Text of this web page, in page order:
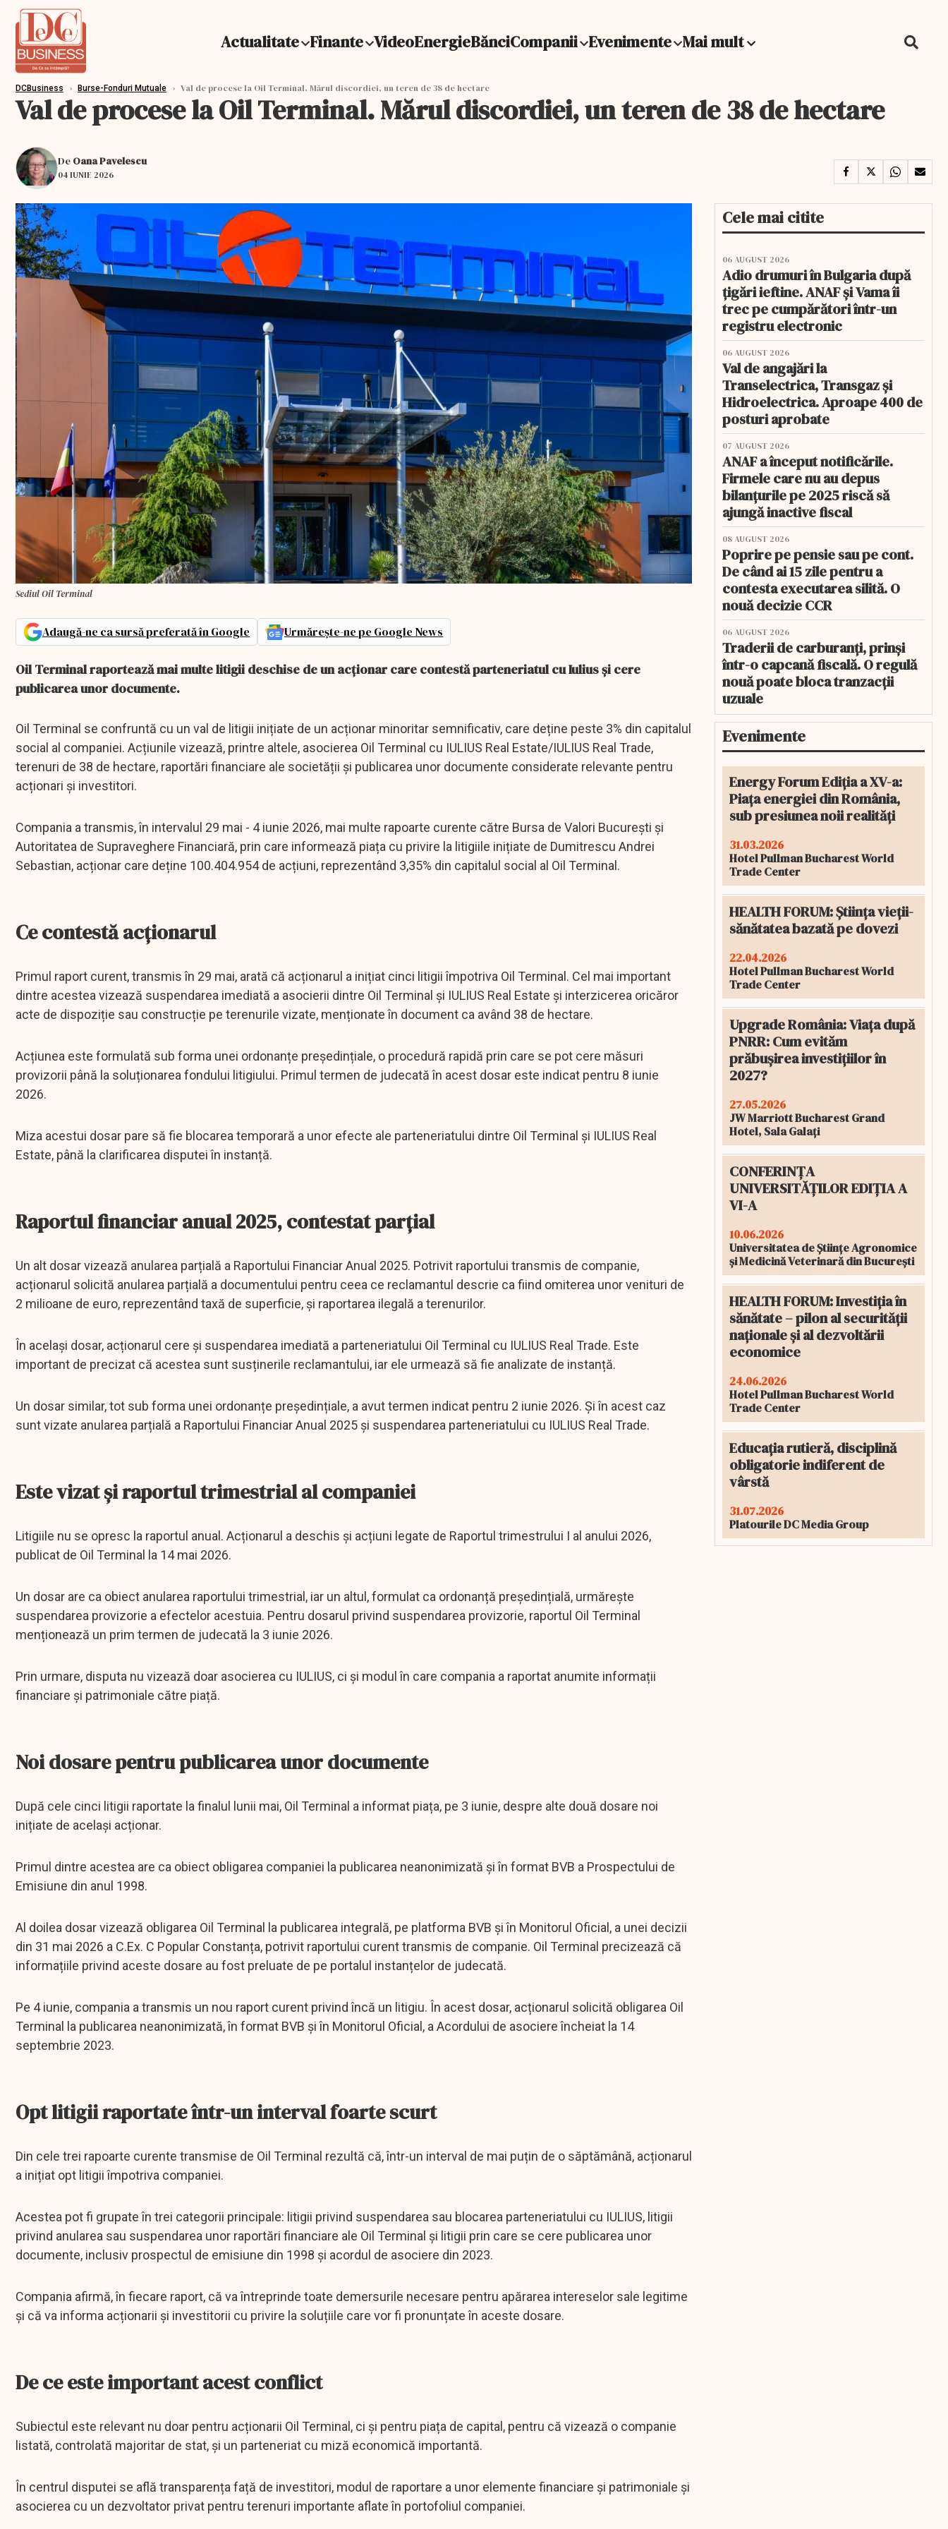
Actualitate Finante VideoEnergieBănciCompanii Evenimente Mai mult
DCBusiness › Burse-Fonduri Mutuale › Val de procese la Oil Terminal. Mărul discordiei, un teren de 38 de hectare
Val de procese la Oil Terminal. Mărul discordiei, un teren de 38 de hectare
De Oana Pavelescu
04 IUNIE 2026
Sediul Oil Terminal
Adaugă-ne ca sursă preferată în Google Urmărește-ne pe Google News
Oil Terminal raportează mai multe litigii deschise de un acționar care contestă parteneriatul cu Iulius și cere
publicarea unor documente.
Oil Terminal se confruntă cu un val de litigii inițiate de un acționar minoritar semnificativ, care deține peste 3% din capitalul
social al companiei. Acțiunile vizează, printre altele, asocierea Oil Terminal cu IULIUS Real Estate/IULIUS Real Trade,
terenuri de 38 de hectare, raportări financiare ale societății și publicarea unor documente considerate relevante pentru
acționari și investitori.
Compania a transmis, în intervalul 29 mai - 4 iunie 2026, mai multe rapoarte curente către Bursa de Valori București și
Autoritatea de Supraveghere Financiară, prin care informează piața cu privire la litigiile inițiate de Dumitrescu Andrei
Sebastian, acționar care deține 100.404.954 de acțiuni, reprezentând 3,35% din capitalul social al Oil Terminal.
Ce contestă acționarul
Primul raport curent, transmis în 29 mai, arată că acționarul a inițiat cinci litigii împotriva Oil Terminal. Cel mai important
dintre acestea vizează suspendarea imediată a asocierii dintre Oil Terminal și IULIUS Real Estate și interzicerea oricăror
acte de dispoziție sau construcție pe terenurile vizate, menționate în document ca având 38 de hectare.
Acțiunea este formulată sub forma unei ordonanțe președințiale, o procedură rapidă prin care se pot cere măsuri
provizorii până la soluționarea fondului litigiului. Primul termen de judecată în acest dosar este indicat pentru 8 iunie
2026.
Miza acestui dosar pare să fie blocarea temporară a unor efecte ale parteneriatului dintre Oil Terminal și IULIUS Real
Estate, până la clarificarea disputei în instanță.
Raportul financiar anual 2025, contestat parțial
Un alt dosar vizează anularea parțială a Raportului Financiar Anual 2025. Potrivit raportului transmis de companie,
acționarul solicită anularea parțială a documentului pentru ceea ce reclamantul descrie ca fiind omiterea unor venituri de
2 milioane de euro, reprezentând taxă de superficie, și raportarea ilegală a terenurilor.
În același dosar, acționarul cere și suspendarea imediată a parteneriatului Oil Terminal cu IULIUS Real Trade. Este
important de precizat că acestea sunt susținerile reclamantului, iar ele urmează să fie analizate de instanță.
Un dosar similar, tot sub forma unei ordonanțe președințiale, a avut termen indicat pentru 2 iunie 2026. Și în acest caz
sunt vizate anularea parțială a Raportului Financiar Anual 2025 și suspendarea parteneriatului cu IULIUS Real Trade.
Este vizat și raportul trimestrial al companiei
Litigiile nu se opresc la raportul anual. Acționarul a deschis și acțiuni legate de Raportul trimestrului I al anului 2026,
publicat de Oil Terminal la 14 mai 2026.
Un dosar are ca obiect anularea raportului trimestrial, iar un altul, formulat ca ordonanță președințială, urmărește
suspendarea provizorie a efectelor acestuia. Pentru dosarul privind suspendarea provizorie, raportul Oil Terminal
menționează un prim termen de judecată la 3 iunie 2026.
Prin urmare, disputa nu vizează doar asocierea cu IULIUS, ci și modul în care compania a raportat anumite informații
financiare și patrimoniale către piață.
Noi dosare pentru publicarea unor documente
După cele cinci litigii raportate la finalul lunii mai, Oil Terminal a informat piața, pe 3 iunie, despre alte două dosare noi
inițiate de același acționar.
Primul dintre acestea are ca obiect obligarea companiei la publicarea neanonimizată și în format BVB a Prospectului de
Emisiune din anul 1998.
Al doilea dosar vizează obligarea Oil Terminal la publicarea integrală, pe platforma BVB și în Monitorul Oficial, a unei decizii
din 31 mai 2026 a C.Ex. C Popular Constanța, potrivit raportului curent transmis de companie. Oil Terminal precizează că
informațiile privind aceste dosare au fost preluate de pe portalul instanțelor de judecată.
Pe 4 iunie, compania a transmis un nou raport curent privind încă un litigiu. În acest dosar, acționarul solicită obligarea Oil
Terminal la publicarea neanonimizată, în format BVB și în Monitorul Oficial, a Acordului de asociere încheiat la 14
septembrie 2023.
Opt litigii raportate într-un interval foarte scurt
Din cele trei rapoarte curente transmise de Oil Terminal rezultă că, într-un interval de mai puțin de o săptămână, acționarul
a inițiat opt litigii împotriva companiei.
Acestea pot fi grupate în trei categorii principale: litigii privind suspendarea sau blocarea parteneriatului cu IULIUS, litigii
privind anularea sau suspendarea unor raportări financiare ale Oil Terminal și litigii prin care se cere publicarea unor
documente, inclusiv prospectul de emisiune din 1998 și acordul de asociere din 2023.
Compania afirmă, în fiecare raport, că va întreprinde toate demersurile necesare pentru apărarea intereselor sale legitime
și că va informa acționarii și investitorii cu privire la soluțiile care vor fi pronunțate în aceste dosare.
De ce este important acest conflict
Subiectul este relevant nu doar pentru acționarii Oil Terminal, ci și pentru piața de capital, pentru că vizează o companie
listată, controlată majoritar de stat, și un parteneriat cu miză economică importantă.
În centrul disputei se află transparența față de investitori, modul de raportare a unor elemente financiare și patrimoniale și
asocierea cu un dezvoltator privat pentru terenuri importante aflate în portofoliul companiei.
Cele mai citite
06 AUGUST 2026
Adio drumuri în Bulgaria după
țigări ieftine. ANAF și Vama îi
trec pe cumpărători într-un
registru electronic
06 AUGUST 2026
Val de angajări la
Transelectrica, Transgaz și
Hidroelectrica. Aproape 400 de
posturi aprobate
07 AUGUST 2026
ANAF a început notificările.
Firmele care nu au depus
bilanțurile pe 2025 riscă să
ajungă inactive fiscal
08 AUGUST 2026
Poprire pe pensie sau pe cont.
De când ai 15 zile pentru a
contesta executarea silită. O
nouă decizie CCR
06 AUGUST 2026
Traderii de carburanți, prinși
într-o capcană fiscală. O regulă
nouă poate bloca tranzacții
uzuale
Evenimente
Energy Forum Ediția a XV-a:
Piața energiei din România,
sub presiunea noii realități
31.03.2026
Hotel Pullman Bucharest World
Trade Center
HEALTH FORUM: Știința vieții-
sănătatea bazată pe dovezi
22.04.2026
Hotel Pullman Bucharest World
Trade Center
Upgrade România: Viața după
PNRR: Cum evităm
prăbușirea investițiilor în
2027?
27.05.2026
JW Marriott Bucharest Grand
Hotel, Sala Galați
CONFERINȚA
UNIVERSITĂȚILOR EDIȚIA A
VI-A
10.06.2026
Universitatea de Științe Agronomice
și Medicină Veterinară din București
HEALTH FORUM: Investiția în
sănătate – pilon al securității
naționale și al dezvoltării
economice
24.06.2026
Hotel Pullman Bucharest World
Trade Center
Educația rutieră, disciplină
obligatorie indiferent de
vârstă
31.07.2026
Platourile DC Media Group